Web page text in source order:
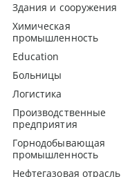
Здания и сооружения
Химическая
промышленность
Education
Больницы
Логистика
Производственные
предприятия
Горнодобывающая
промышленность
Нефтегазовая отрасль